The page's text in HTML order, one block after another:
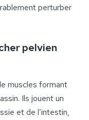
perturber
pelvien
muscles formant
Ils jouent un
et de l’intestin,